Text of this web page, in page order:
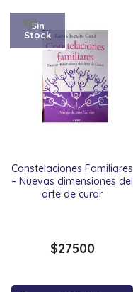
Constelaciones Familiares
– Nuevas dimensiones del
arte de curar
Sin
Stock
$27500